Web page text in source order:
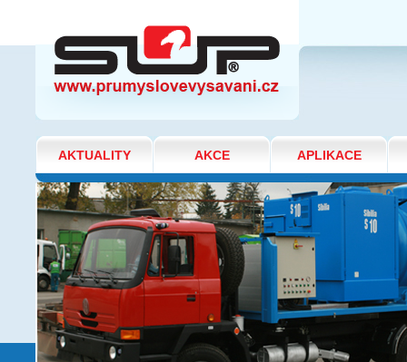
APLIKACE
AKCE
AKTUALITY